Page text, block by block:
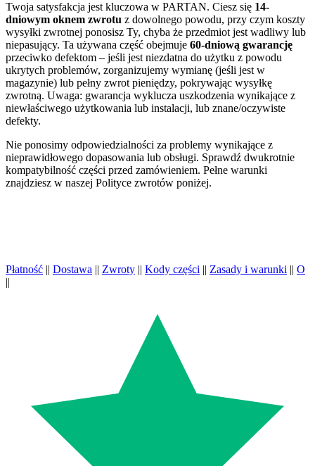
Twoja satysfakcja jest kluczowa w PARTAN. Ciesz się 14-
dniowym oknem zwrotu z dowolnego powodu, przy czym koszty
wysyłki zwrotnej ponosisz Ty, chyba że przedmiot jest wadliwy lub
niepasujący. Ta używana część obejmuje 60-dniową gwarancję
przeciwko defektom – jeśli jest niezdatna do użytku z powodu
ukrytych problemów, zorganizujemy wymianę (jeśli jest w
magazynie) lub pełny zwrot pieniędzy, pokrywając wysyłkę
zwrotną. Uwaga: gwarancja wyklucza uszkodzenia wynikające z
niewłaściwego użytkowania lub instalacji, lub znane/oczywiste
defekty.
Nie ponosimy odpowiedzialności za problemy wynikające z
nieprawidłowego dopasowania lub obsługi. Sprawdź dwukrotnie
kompatybilność części przed zamówieniem. Pełne warunki
znajdziesz w naszej Polityce zwrotów poniżej.
Płatność || Dostawa || Zwroty || Kody części || Zasady i warunki || O
||